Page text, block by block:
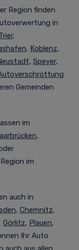
Region finden
in
,
, Koblenz,
, Speyer,
Gemeinden
im
,
im
auch in
, Chemnitz,
, Görlitz, Plauen,
Ihr Auto